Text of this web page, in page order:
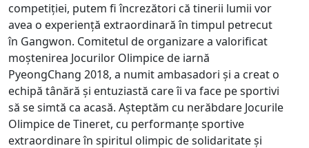
competiției, putem fi încrezători că tinerii lumii vor
avea o experiență extraordinară în timpul petrecut
în Gangwon. Comitetul de organizare a valorificat
moștenirea Jocurilor Olimpice de iarnă
PyeongChang 2018, a numit ambasadori și a creat o
echipă tânără și entuziastă care îi va face pe sportivi
să se simtă ca acasă. Așteptăm cu nerăbdare Jocurile
Olimpice de Tineret, cu performanțe sportive
extraordinare în spiritul olimpic de solidaritate și